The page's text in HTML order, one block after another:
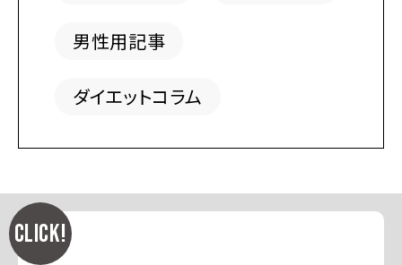
男性用記事
ダイエットコラム